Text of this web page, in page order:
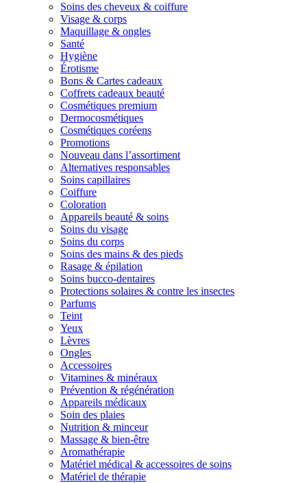
Soins des cheveux & coiffure
Visage & corps
Maquillage & ongles
Santé
Hygiène
Érotisme
Bons & Cartes cadeaux
Coffrets cadeaux beauté
Cosmétiques premium
Dermocosmétiques
Cosmétiques coréens
Promotions
Nouveau dans l’assortiment
Alternatives responsables
Soins capillaires
Coiffure
Coloration
Appareils beauté & soins
Soins du visage
Soins du corps
Soins des mains & des pieds
Rasage & épilation
Soins bucco-dentaires
Protections solaires & contre les insectes
Parfums
Teint
Yeux
Lèvres
Ongles
Accessoires
Vitamines & minéraux
Prévention & régénération
Appareils médicaux
Soin des plaies
Nutrition & minceur
Massage & bien-être
Aromathérapie
Matériel médical & accessoires de soins
Matériel de thérapie